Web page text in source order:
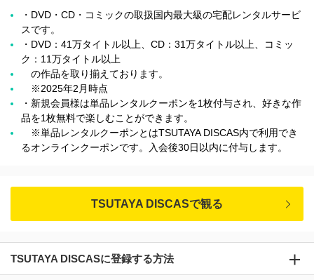
・DVD・CD・コミックの取扱国内最大級の宅配レンタルサービ
スです。
・DVD：41万タイトル以上、CD：31万タイトル以上、コミッ
ク：11万タイトル以上
の作品を取り揃えております。
※2025年2月時点
・新規会員様は単品レンタルクーポンを1枚付与され、好きな作
品を1枚無料で楽しむことができます。
※単品レンタルクーポンとはTSUTAYA DISCAS内で利用でき
るオンラインクーポンです。入会後30日以内に付与します。
TSUTAYA DISCASで観る
TSUTAYA DISCASに登録する方法